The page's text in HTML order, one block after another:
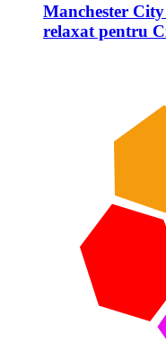
Manchester
relaxat pentru